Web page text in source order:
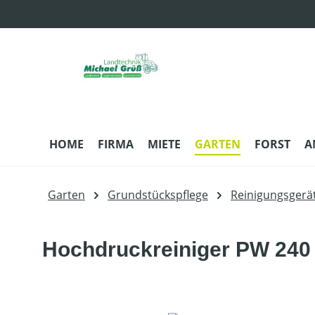
HOME FIRMA MIETE GARTEN FORST
Garten Grundstückspflege
Hochdruckreiniger PW 240